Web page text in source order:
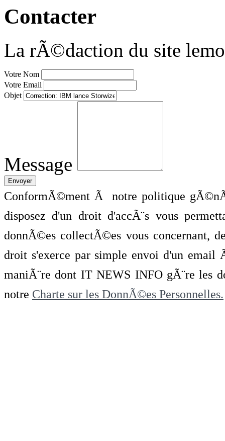
Contacter
La rÃ©daction du site
Votre Nom
Votre Email
Objet
Message
ConformÃ©ment Ã notre politique
disposez d'un droit d'accÃ¨s vous
donnÃ©es collectÃ©es vous concernant,
droit s'exerce par simple envoi d'un
maniÃ¨re dont IT NEWS INFO gÃ¨re les
notre Charte sur les DonnÃ©es Personnelles.